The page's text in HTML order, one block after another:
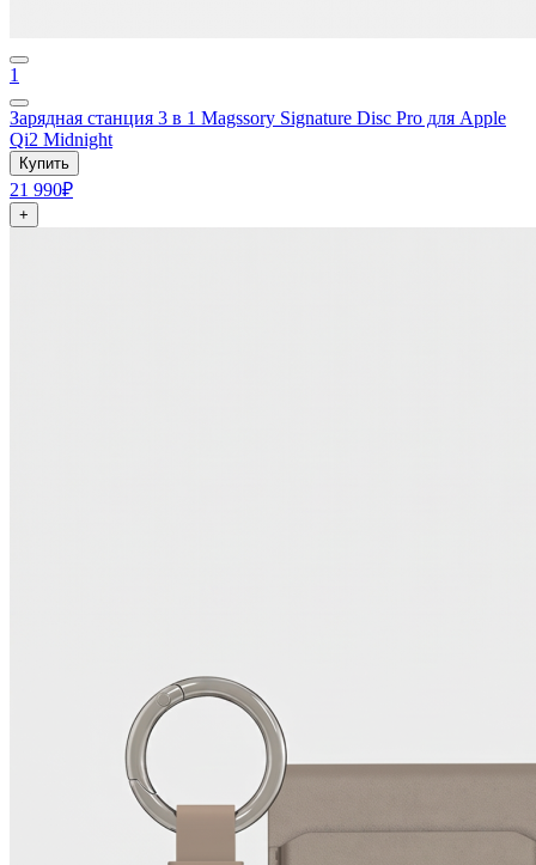
1
Зарядная станция 3 в 1 Magssory Signature Disc Pro для Apple
Qi2 Midnight
Купить
21 990₽
+